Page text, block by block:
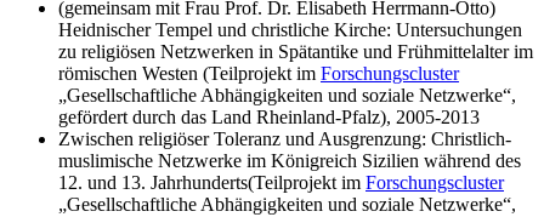
(gemeinsam mit Frau Prof. Dr. Elisabeth Herrmann-Otto)
Heidnischer Tempel und christliche Kirche: Untersuchungen
zu religiösen Netzwerken in Spätantike und Frühmittelalter im
römischen Westen (Teilprojekt im Forschungscluster
„Gesellschaftliche Abhängigkeiten und soziale Netzwerke“,
gefördert durch das Land Rheinland-Pfalz), 2005-2013
Zwischen religiöser Toleranz und Ausgrenzung: Christlich-
muslimische Netzwerke im Königreich Sizilien während des
12. und 13. Jahrhunderts(Teilprojekt im Forschungscluster
„Gesellschaftliche Abhängigkeiten und soziale Netzwerke“,